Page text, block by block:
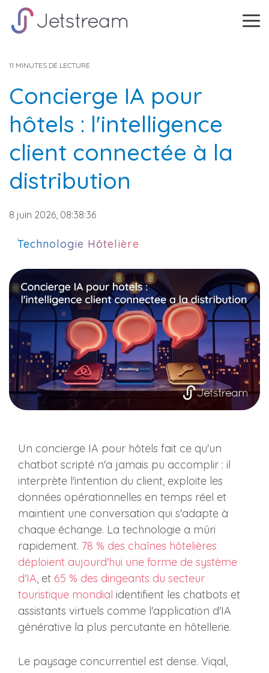
Skip
the
11 MINUTES DE LECTURE
Concierge IA pour
hôtels : l'intelligence
client connectée à la
distribution
8 juin 2026, 08:38:36
Technologie Hôtelière
Un concierge IA pour hôtels fait ce qu'un
chatbot scripté n'a jamais pu accomplir : il
interprète l'intention du client, exploite les
données opérationnelles en temps réel et
maintient une conversation qui s'adapte à
chaque échange. La technologie a mûri
rapidement. 78 % des chaînes hôtelières
déploient aujourd'hui une forme de système
d'IA, et 65 % des dirigeants du secteur
touristique mondial identifient les chatbots et
assistants virtuels comme l'application d'IA
générative la plus percutante en hôtellerie.
Le paysage concurrentiel est dense. Viqal,